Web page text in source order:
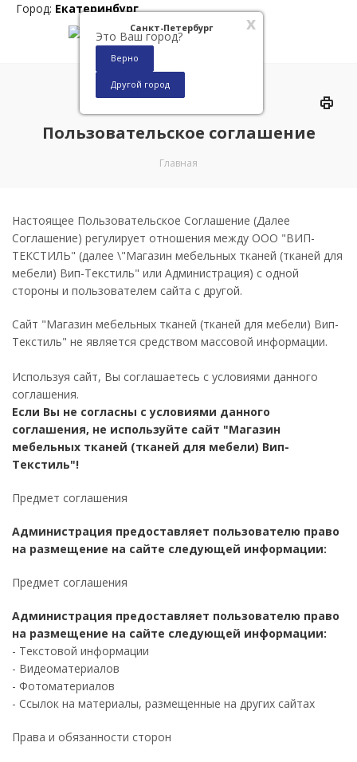
x
Санкт-Петербург
Это Ваш город?
Верно
Другой город
Город: Екатеринбург
Пользовательское соглашение
Главная
Настоящее Пользовательское Соглашение (Далее
Соглашение) регулирует отношения между ООО "ВИП-
ТЕКСТИЛЬ" (далее \"Магазин мебельных тканей (тканей для
мебели) Вип-Текстиль" или Администрация) с одной
стороны и пользователем сайта с другой.
Сайт "Магазин мебельных тканей (тканей для мебели) Вип-
Текстиль" не является средством массовой информации.
Используя сайт, Вы соглашаетесь с условиями данного
соглашения.
Если Вы не согласны с условиями данного
соглашения, не используйте сайт "Магазин
мебельных тканей (тканей для мебели) Вип-
Текстиль"!
Предмет соглашения
Администрация предоставляет пользователю право
на размещение на сайте следующей информации:
Предмет соглашения
Администрация предоставляет пользователю право
на размещение на сайте следующей информации:
- Текстовой информации
- Видеоматериалов
- Фотоматериалов
- Ссылок на материалы, размещенные на других сайтах
Права и обязанности сторон